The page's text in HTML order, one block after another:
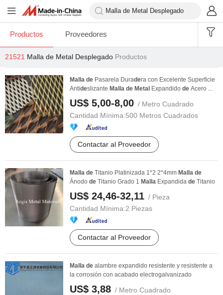
Productos Proveedores
21521 Malla de Metal Desplegado Productos
Malla de Pasarela Duradera con Excelente Superficie
Antideslizante Malla de Metal Expandido de Acero ...
US$ 5,00-8,00 / Metro Cuadrado
Cantidad Mínima:500 Metros Cuadrados
Contactar al Proveedor
Malla de Titanio Platinizada 1*2 2*4mm Malla de
Ánodo de Titanio Grado 1 Malla Expandida de Titanio
US$ 24,46-32,11 / Pieza
Cantidad Mínima:2 Piezas
Contactar al Proveedor
Malla de alambre expandido resistente y resistente a
la corrosión con acabado electrogalvanizado
US$ 3,88 / Metro Cuadrado